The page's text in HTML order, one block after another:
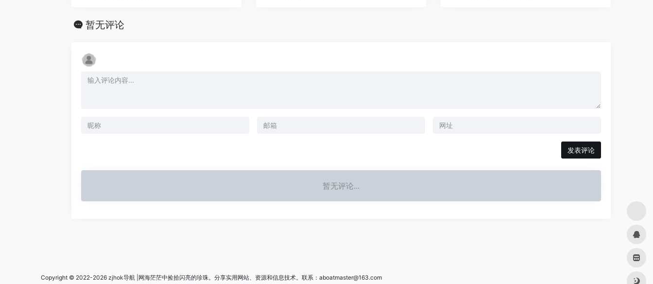
暂无评论
暂无评论...
Copyright © 2022-2026 zjhok导航 |网海茫茫中捡拾闪亮的珍珠。分享实用网站、资源和信息技术。联系：aboatmaster@163.com